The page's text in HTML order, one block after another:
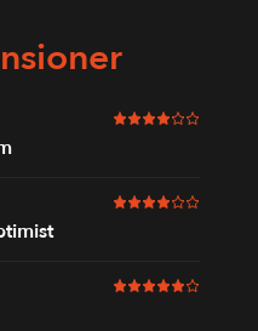
4 av 6 i betyg
4 av 6 i betyg
5 av 6 i betyg